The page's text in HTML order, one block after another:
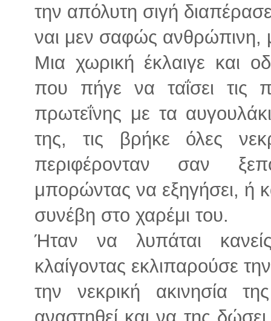
την απόλυτη σιγή
ναι μεν σαφώς ανθρώπινη,
Μια χωρική έκλαιγε και
που πήγε να ταΐσει τις
πρωτεΐνης με τα
της, τις βρήκε όλες
περιφέρονταν σαν
μπορώντας να εξηγήσει, ή
συνέβη στο χαρέμι του.
Ήταν να λυπάται
κλαίγοντας εκλιπαρούσε
την νεκρική ακινησία
αναστηθεί και να της